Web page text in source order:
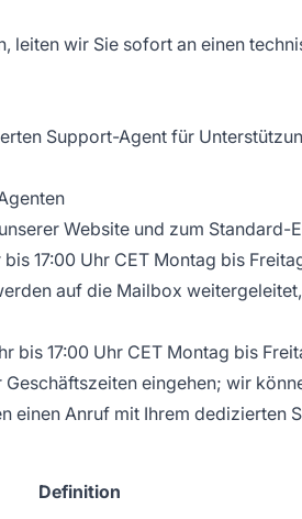
leiten wir Sie sofort an einen
Support-Agent für
Website und zum Standard-
17:00 Uhr CET Montag bis
auf die Mailbox
bis 17:00 Uhr CET Montag bis
eingehen; wir
einen Anruf mit Ihrem
Definition